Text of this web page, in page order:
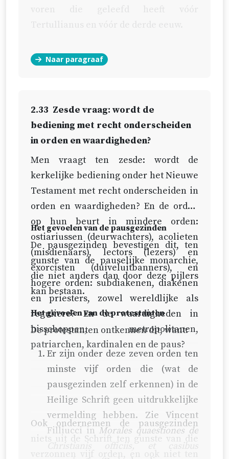
Naar paragraaf
2.33 Zesde vraag: wordt de
bediening met recht onderscheiden
in orden en waardigheden?
Men vraagt ten zesde: wordt de
kerkelijke bediening onder het Nieuwe
Testament met recht onderscheiden in
orden en waardigheden? En de orden
op hun beurt in mindere orden:
ostiariussen (deurwachters), acolieten
(misdienaars), lectors (lezers) en
exorcisten (duiveluitbanners), en
hogere orden: subdiakenen, diakenen
en priesters, zowel wereldlijke als
reguliere? En de waardigheden in
bisschoppen, metropolitanen,
patriarchen, kardinalen en de paus?
Het gevoelen van de pausgezinden
De pausgezinden bevestigen dit, ten
gunste van de pauselijke monarchie,
die niet anders dan door deze pijlers
kan bestaan.
Het gevoelen van de protestanten
De protestanten ontkennen dit, want:
Er zijn onder deze zeven orden ten
minste vijf orden die (wat de
pausgezinden zelf erkennen) in de
Heilige Schrift geen uitdrukkelijke
vermelding hebben. Zie Vincent
Filliucci in Morales quaestiones de
Ook ondernemen de pausgezinden
niets uit de Schrift ten gunste van die